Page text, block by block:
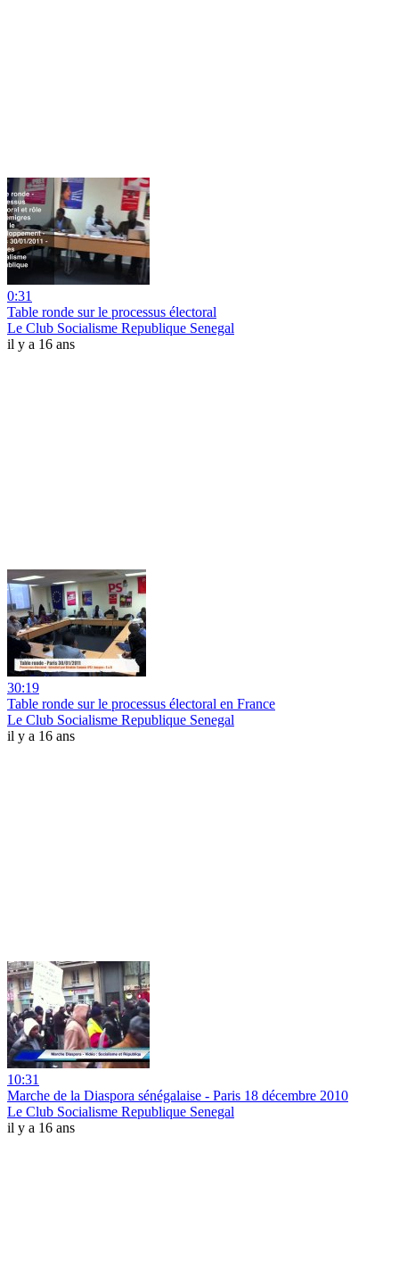
0:31
Table ronde sur le processus électoral
Le Club Socialisme Republique Senegal
il y a 16 ans
30:19
Table ronde sur le processus électoral en France
Le Club Socialisme Republique Senegal
il y a 16 ans
10:31
Marche de la Diaspora sénégalaise - Paris 18 décembre 2010
Le Club Socialisme Republique Senegal
il y a 16 ans